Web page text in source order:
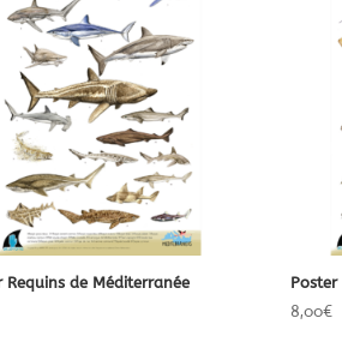
Requins de Méditerranée Poster
8,00€